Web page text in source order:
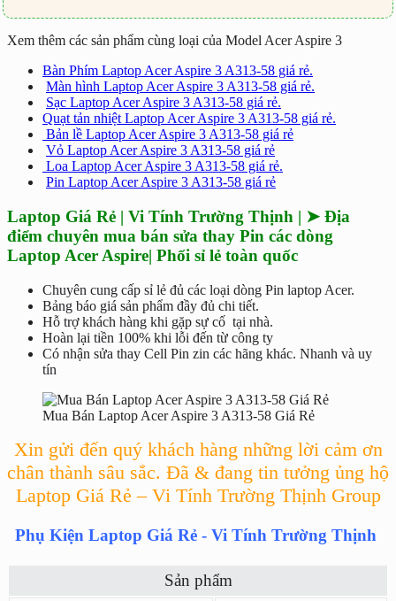
Xem thêm các sản phẩm cùng loại của Model Acer Aspire 3
Bàn Phím Laptop Acer Aspire 3 A313-58 giá rẻ.
Màn hình Laptop Acer Aspire 3 A313-58 giá rẻ.
Sạc Laptop Acer Aspire 3 A313-58 giá rẻ.
Quạt tản nhiệt Laptop Acer Aspire 3 A313-58 giá rẻ.
Bản lề Laptop Acer Aspire 3 A313-58 giá rẻ
Vỏ Laptop Acer Aspire 3 A313-58 giá rẻ
Loa Laptop Acer Aspire 3 A313-58 giá rẻ.
Pin Laptop Acer Aspire 3 A313-58 giá rẻ
Laptop Giá Rẻ | Vi Tính Trường Thịnh | ➤ Địa
điểm chuyên mua bán sửa thay Pin các dòng
Laptop Acer Aspire| Phối sỉ lẻ toàn quốc
Chuyên cung cấp sỉ lẻ đủ các loại dòng Pin laptop Acer.
Bảng báo giá sản phẩm đầy đủ chi tiết.
Hỗ trợ khách hàng khi gặp sự cố tại nhà.
Hoàn lại tiền 100% khi lỗi đến từ công ty
Có nhận sửa thay Cell Pin zin các hãng khác. Nhanh và uy
tín
Mua Bán Laptop Acer Aspire 3 A313-58 Giá Rẻ
Xin gửi đến quý khách hàng những lời cảm ơn
chân thành sâu sắc. Đã & đang tin tưởng ủng hộ
Laptop Giá Rẻ – Vi Tính Trường Thịnh Group
Phụ Kiện Laptop Giá Rẻ - Vi Tính Trường Thịnh
Sản phẩm